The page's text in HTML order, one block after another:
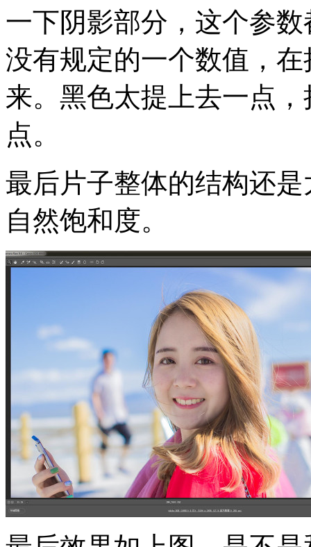
一下阴影部分，这个参
没有规定的一个数值，
来。黑色太提上去一点
点。
最后片子整体的结构还
自然饱和度。